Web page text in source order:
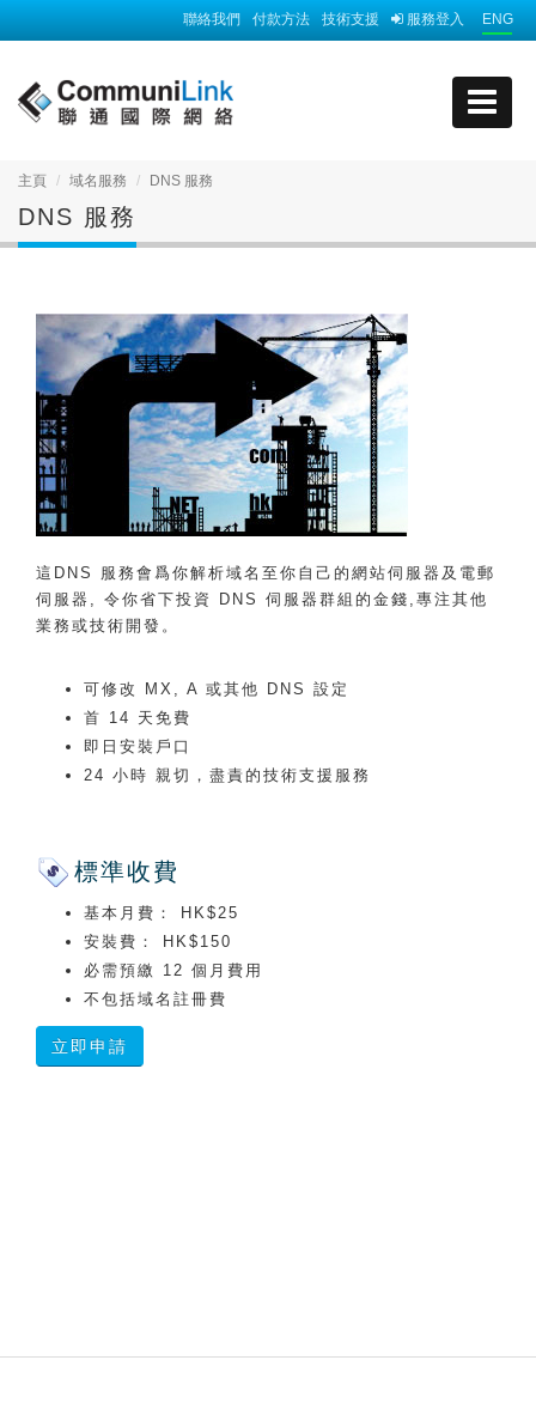
ENG
服務登入
技術支援
付款方法
聯絡我們
主頁 域名服務 DNS 服務
DNS 服務
這DNS 服務會爲你解析域名至你自己的網站伺服器及電郵
伺服器, 令你省下投資 DNS 伺服器群組的金錢,專注其他
業務或技術開發。
可修改 MX, A 或其他 DNS 設定
首 14 天免費
即日安裝戶口
24 小時 親切，盡責的技術支援服務
標準收費
基本月費： HK$25
安裝費： HK$150
必需預繳 12 個月費用
不包括域名註冊費
立即申請